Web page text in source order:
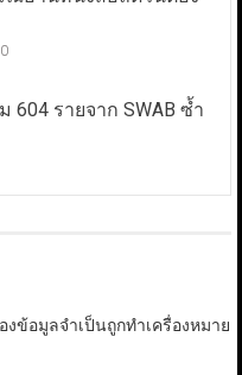
0
604 รายจาก SWAB ซ้ำ
งข้อมูลจำเป็นถูกทำเครื่องหมาย